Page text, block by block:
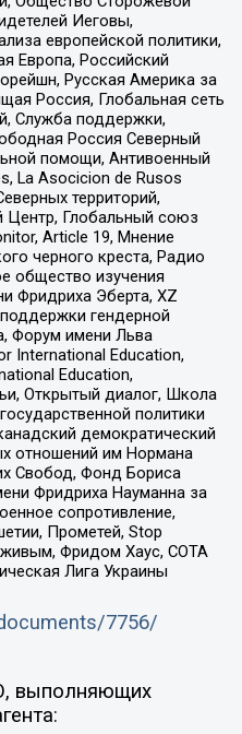
Иеговы,
европейской политики,
Европа, Российский
Русская Америка за
Россия, Глобальная сеть
Служба поддержки,
Россия Северный
помощи, Антивоенный
La Asocicion de Rusos
территорий,
Центр, Глобальный союз
Article 19, Мнение
черного креста, Радио
общество изучения
Фридриха Эберта, XZ
гендерной
Форум имени Льва
International Education,
Education,
Открытый диалог, Школа
политики
демократический
отношений им Нормана
Свобод, Фонд Бориса
Фридриха Науманна за
сопротивление,
Прометей, Stop
живым, Фридом Хаус, СОТА
Лига Украины
7756/
выполняющих